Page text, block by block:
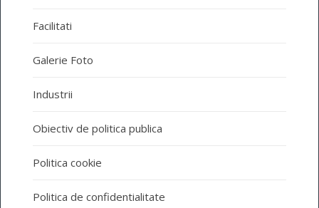
Facilitati
Galerie Foto
Industrii
Obiectiv de politica publica
Politica cookie
Politica de confidentialitate